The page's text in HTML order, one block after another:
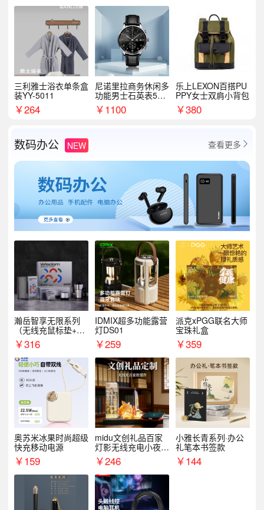
三利雅士浴衣单条盒
装YY-5011
￥264
尼诺里拉商务休闲多
功能男士石英表510
05
￥1100
乐上LEXON百搭PU
PPY女士双肩小背包
￥380
数码办公 NEW 查看更多 
瀚岳智享无限系列
（无线充鼠标垫+飞
利浦音响+乐扣咖啡
杯）
￥316
IDMIX超多功能露营
灯DS01
￥259
派克xPGG联名大师
宝珠礼盒
￥359
奥苏米冰果时尚超级
快充移动电源
￥159
midu文创礼品百家
灯影无线充电小夜灯
纪念礼品定制
￥246
小雅长青系列·办公
礼笔本书签款
￥144